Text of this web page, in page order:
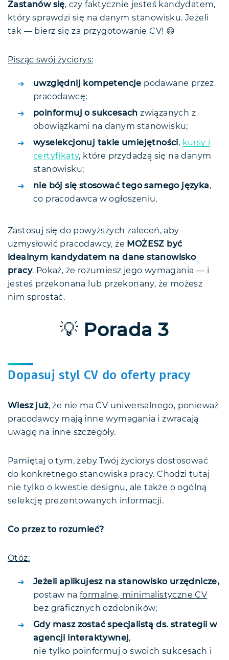
Zastanów się, czy faktycznie jesteś kandydatem,
który sprawdzi się na danym stanowisku. Jeżeli
tak — bierz się za przygotowanie CV! 😄
Pisząc swój życiorys:
uwzględnij kompetencje podawane przez
pracodawcę;
poinformuj o sukcesachzwiązanych z
obowiązkami na danym stanowisku;
wyselekcjonuj takie umiejętności, kursy i
certyfikaty, które przydadzą się na danym
stanowisku;
nie bój się stosować tego samego języka,
co pracodawca w ogłoszeniu.
Zastosuj się do powyższych zaleceń, aby
uzmysłowić pracodawcy, że MOŻESZ być
idealnym kandydatem na dane stanowisko
pracy. Pokaż, że rozumiesz jego wymagania — i
jesteś przekonana lub przekonany, że możesz
nim sprostać.
💡 Porada 3
Dopasuj styl CV do oferty pracy
Wiesz już, że nie ma CV uniwersalnego, ponieważ
pracodawcy mają inne wymagania i zwracają
uwagę na inne szczegóły.
Pamiętaj o tym, żeby Twój życiorys dostosować
do konkretnego stanowiska pracy. Chodzi tutaj
nie tylko o kwestie designu, ale także o ogólną
selekcję prezentowanych informacji.
Co przez to rozumieć?
Otóż:
Jeżeli aplikujesz na stanowisko urzędnicze,
postaw naformalne, minimalistyczne CV
bez graficznych ozdobników;
Gdy masz zostać specjalistą ds. strategii w
agencji interaktywnej,
nie tylko poinformuj o swoich sukcesach i